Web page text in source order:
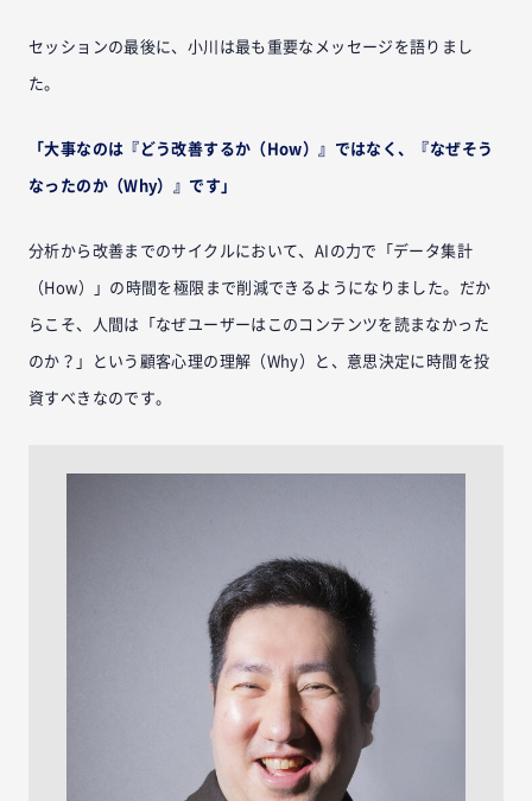
セッションの最後に、小川は最も重要なメッセージを語りまし
た。
「大事なのは『どう改善するか（How）』ではなく、『なぜそう
なったのか（Why）』です」
分析から改善までのサイクルにおいて、AIの力で「データ集計
（How）」の時間を極限まで削減できるようになりました。だか
らこそ、人間は「なぜユーザーはこのコンテンツを読まなかった
のか？」という顧客心理の理解（Why）と、意思決定に時間を投
資すべきなのです。